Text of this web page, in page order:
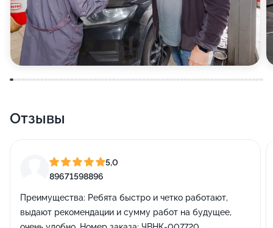
Отзывы
5,0
89671598896
Преимущества: Ребята быстро и четко работают,
выдают рекомендации и сумму работ на будущее,